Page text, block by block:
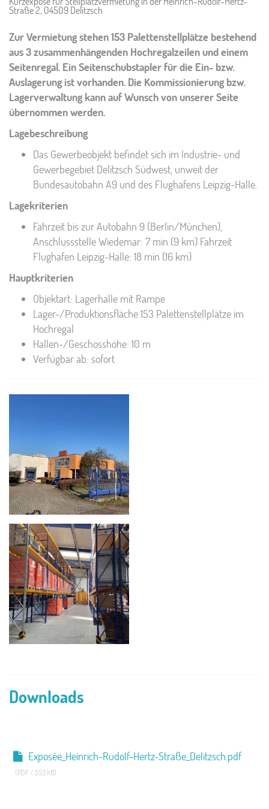
Straße 2, 04509 Delitzsch
Zur Vermietung stehen 153 Palettenstellplätze bestehend
aus 3 zusammenhängenden Hochregalzeilen und einem
Seitenregal. Ein Seitenschubstapler für die Ein- bzw.
Auslagerung ist vorhanden. Die Kommissionierung bzw.
Lagerverwaltung kann auf Wunsch von unserer Seite
übernommen werden.
Lagebeschreibung
Das Gewerbeobjekt befindet sich im Industrie- und
Gewerbegebiet Delitzsch Südwest, unweit der
Bundesautobahn A9 und des Flughafens Leipzig-Halle.
Lagekriterien
Fahrzeit bis zur Autobahn 9 (Berlin/München),
Anschlussstelle Wiedemar: 7 min (9 km) Fahrzeit
Flughafen Leipzig-Halle: 18 min (16 km)
Hauptkriterien
Objektart: Lagerhalle mit Rampe
Lager-/Produktionsfläche 153 Palettenstellplätze im
Hochregal
Hallen-/Geschosshöhe: 10 m
Verfügbar ab: sofort
Downloads
Exposée_Heinrich-Rudolf-Hertz-Straße_Delitzsch.pdf
(PDF / 553 KB)